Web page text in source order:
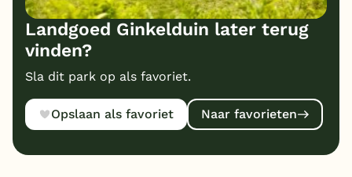
Landgoed Ginkelduin later terug
vinden?
Sla dit park op als favoriet.
Opslaan als favoriet Naar favorieten